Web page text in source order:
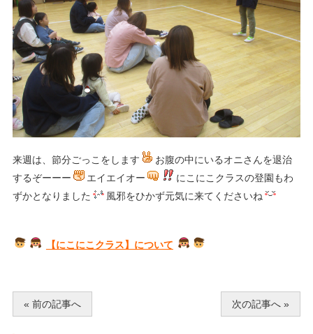
来週は、節分ごっこをします
お腹の中にいるオニさんを退治
するぞーーー
エイエイオー
にこにこクラスの登園もわ
ずかとなりました
風邪をひかず元気に来てくださいね
【にこにこクラス】について
« 前の記事へ 次の記事へ »